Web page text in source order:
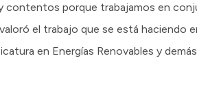
contentos porque trabajamos en
el trabajo que se está haciendo
en Energías Renovables y